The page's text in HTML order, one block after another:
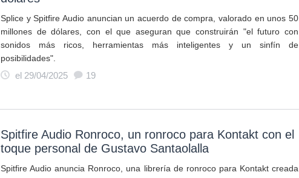
Splice y Spitfire Audio anuncian un acuerdo de compra, valorado en unos 50
millones de dólares, con el que aseguran que construirán "el futuro con
sonidos más ricos, herramientas más inteligentes y un sinfín de
posibilidades".
el 29/04/2025
19
Spitfire Audio Ronroco, un ronroco para Kontakt con el
toque personal de Gustavo Santaolalla
Spitfire Audio anuncia Ronroco, una librería de ronroco para Kontakt creada